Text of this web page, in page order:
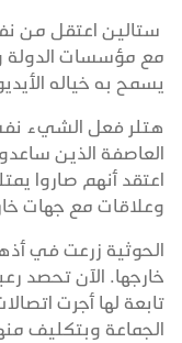
ستالين اعتقل من
مع مؤسسات الدولة
يسمح به خياله
العاصفة الذين
اعتقد أنهم صاروا
وعلاقات مع جهات
الحوثية زرعت في
خارجها. الآن تحصد
تابعة لها أجرت
الجماعة وبتكليف